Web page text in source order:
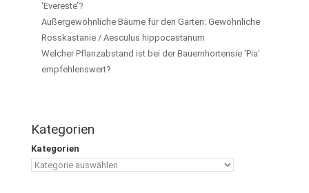
‘Evereste’?
Außergewöhnliche Bäume für den Garten: Gewöhnliche
Rosskastanie / Aesculus hippocastanum
Welcher Pflanzabstand ist bei der Bauernhortensie ‘Pia’
empfehlenswert?
Kategorien
Kategorien